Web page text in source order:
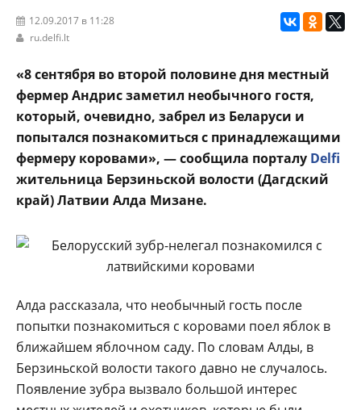
12.09.2017 в 11:28
ru.delfi.lt
«8 сентября во второй половине дня местный
фермер Андрис заметил необычного гостя,
который, очевидно, забрел из Беларуси и
попытался познакомиться с принадлежащими
фермеру коровами», — сообщила порталу Delfi
жительница Берзиньской волости (Дагдский
край) Латвии Алда Мизане.
Алда рассказала, что необычный гость после
попытки познакомиться с коровами поел яблок в
ближайшем яблочном саду. По словам Алды, в
Берзиньской волости такого давно не случалось.
Появление зубра вызвало большой интерес